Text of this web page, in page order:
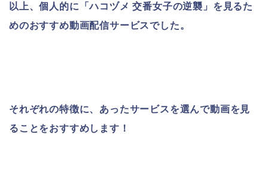
以上、個人的に「ハコヅメ 交番女子の逆襲」を見るた
めのおすすめ動画配信サービスでした。
それぞれの特徴に、あったサービスを選んで動画を見
ることをおすすめします！